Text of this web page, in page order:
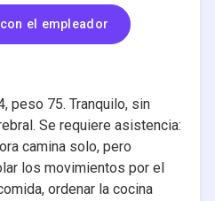
el empleador
peso 75. Tranquilo, sin
Se requiere asistencia:
camina solo, pero
los movimientos por el
ordenar la cocina